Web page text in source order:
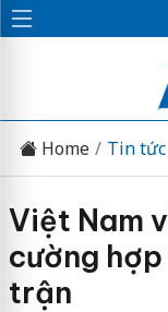
Home Tin tức
Việt Nam
cường
trận